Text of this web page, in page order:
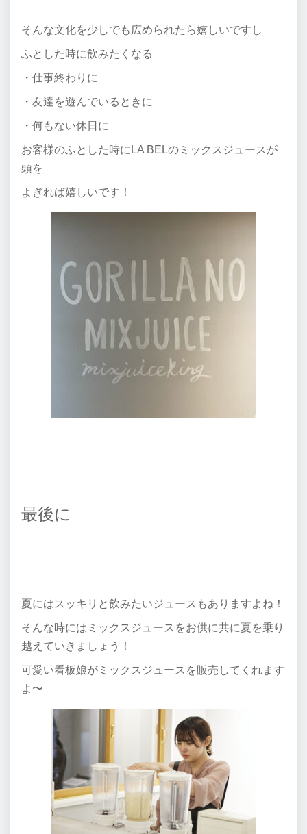
そんな文化を少しでも広められたら嬉しいですし
ふとした時に飲みたくなる
・仕事終わりに
・友達を遊んでいるときに
・何もない休日に
お客様のふとした時にLA BELのミックスジュースが
頭を
よぎれば嬉しいです！
最後に
夏にはスッキリと飲みたいジュースもありますよね！
そんな時にはミックスジュースをお供に共に夏を乗り
越えていきましょう！
可愛い看板娘がミックスジュースを販売してくれます
よ〜